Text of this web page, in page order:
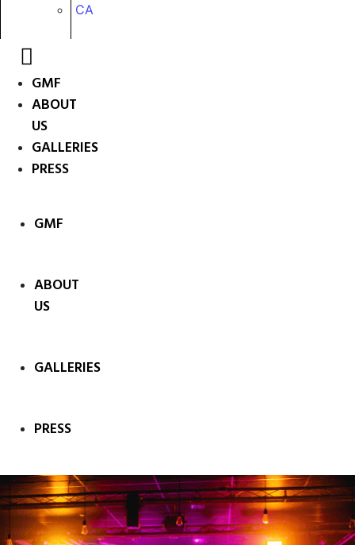
CA
GMF
ABOUT
US
GALLERIES
PRESS
GMF
ABOUT
US
GALLERIES
PRESS